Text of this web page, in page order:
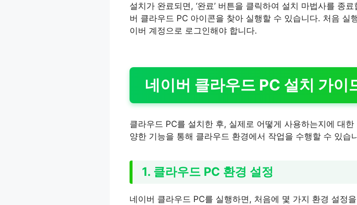
설치가 완료되면, ‘완료’ 버튼을 클릭하여 설치 마법사를 종
버 클라우드 PC 아이콘을 찾아 실행할 수 있습니다. 처음 실
이버 계정으로 로그인해야 합니다.
네이버 클라우드 PC 설치 가이
클라우드 PC를 설치한 후, 실제로 어떻게 사용하는지에 대
양한 기능을 통해 클라우드 환경에서 작업을 수행할 수 있습
1. 클라우드 PC 환경 설정
네이버 클라우드 PC를 실행하면, 처음에 몇 가지 환경 설정